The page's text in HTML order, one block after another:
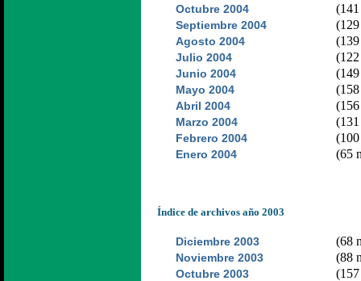
Octubre 2004
Septiembre 2004
Agosto 2004
Julio 2004
Junio 2004
Mayo 2004
Abril 2004
Marzo 2004
Febrero 2004
Enero 2004 (65
Índice de archivos año 2003
Diciembre 2003 (68
Noviembre 2003 (88
Octubre 2003